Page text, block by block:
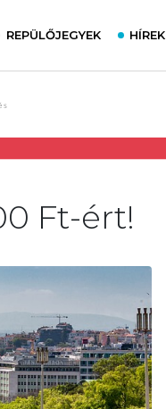
REPÜLŐJEGYEK HÍREK
Ft-ért!